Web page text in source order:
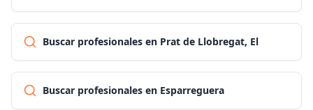
Buscar profesionales en Prat de Llobregat, El
Buscar profesionales en Esparreguera